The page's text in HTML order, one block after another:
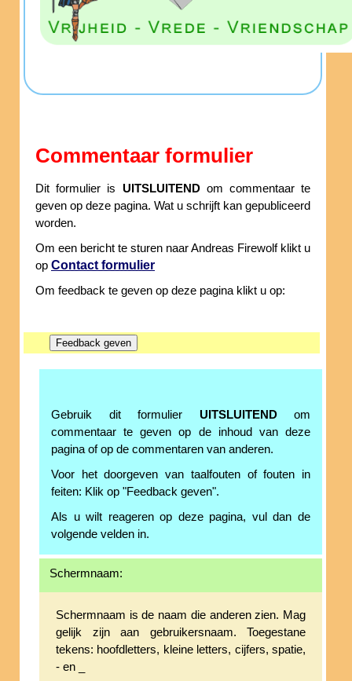
Commentaar formulier
Dit formulier is UITSLUITENDom commentaar te
geven op deze pagina. Wat u schrijft kan gepubliceerd
worden.
Om een bericht te sturen naar Andreas Firewolf klikt u
op Contact formulier
Om feedback te geven op deze pagina klikt u op:
Gebruik dit formulier UITSLUITENDom
commentaar te geven op de inhoud van deze
pagina of op de commentaren van anderen.
Voor het doorgeven van taalfouten of fouten in
feiten: Klik op "Feedback geven".
Als u wilt reageren op deze pagina, vul dan de
volgende velden in.
Schermnaam:
Schermnaam is de naam die anderen zien. Mag
gelijk zijn aan gebruikersnaam. Toegestane
tekens: hoofdletters, kleine letters, cijfers, spatie,
- en _